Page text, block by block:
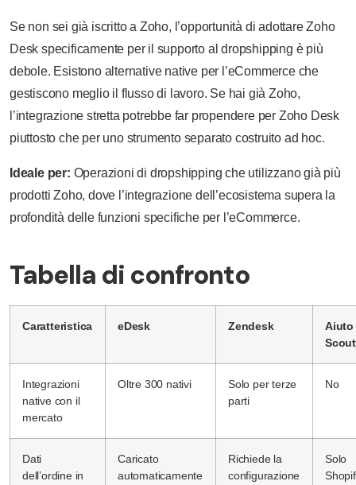
Se non sei già iscritto a Zoho, l’opportunità di adottare Zoho
Desk specificamente per il supporto al dropshipping è più
debole. Esistono alternative native per l’eCommerce che
gestiscono meglio il flusso di lavoro. Se hai già Zoho,
l’integrazione stretta potrebbe far propendere per Zoho Desk
piuttosto che per uno strumento separato costruito ad hoc.
Ideale per: Operazioni di dropshipping che utilizzano già più
prodotti Zoho, dove l’integrazione dell’ecosistema supera la
profondità delle funzioni specifiche per l’eCommerce.
Tabella di confronto
Caratteristica eDesk Zendesk
Aiuto
Scout
Integrazioni
native con il
mercato
Oltre 300 nativi
Solo per terze
parti
No
Dati
dell’ordine in
Caricato
automaticamente
Richiede la
configurazione
Solo